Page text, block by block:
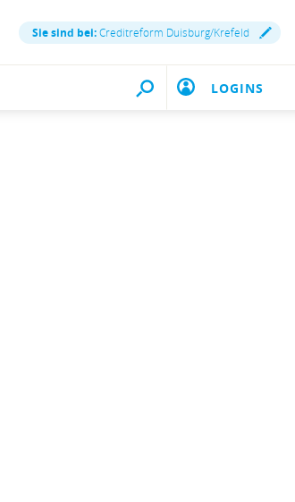
Sie sind bei:Creditreform Duisburg/Krefeld
LOGINS